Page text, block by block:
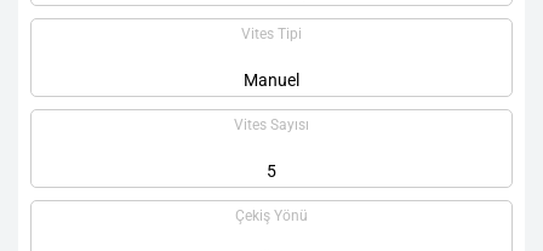
Vites Tipi
Manuel
Vites Sayısı
5
Çekiş Yönü